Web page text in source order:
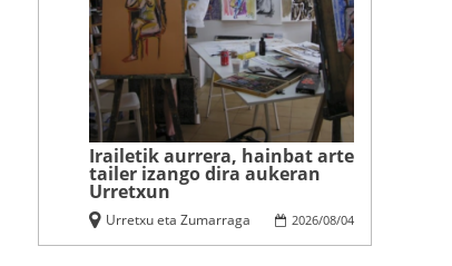
Irailetik aurrera, hainbat arte
tailer izango dira aukeran
Urretxun
2026/08/04
Urretxu eta Zumarraga